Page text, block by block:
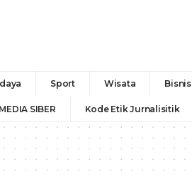
Sport Wisata Bisnis
SIBER Kode Etik Jurnalisitik